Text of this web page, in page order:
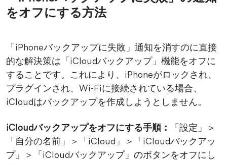
をオフにする方法
「iPhoneバックアップに失敗」通知を消すのに直接
的な解決策は「iCloudバックアップ」機能をオフに
することです。これにより、iPhoneがロックされ、
プラグインされ、Wi-Fiに接続されている場合、
iCloudはバックアップを作成しようとしません。
iCloudバックアップをオフにする手順：
「設定」＞
「自分の名前」＞「iCloud」＞「iCloudバックアッ
プ」＞「iCloudバックアップ」のボタンをオフにし